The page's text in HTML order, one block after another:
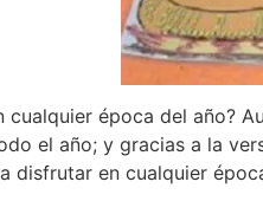
cualquier época del año?
el año; y gracias a la
disfrutar en cualquier